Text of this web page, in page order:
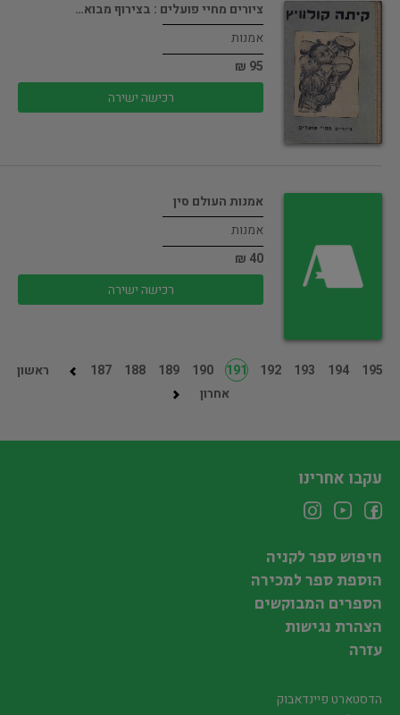
ציורים מחיי פועלים : בצירוף מבוא…
אמנות
95 ₪
רכישה ישירה
אמנות העולם סין
אמנות
40 ₪
רכישה ישירה
ראשון 187 188 189 190 191 192 193 194
195
אחרון
עקבו אחרינו
חיפוש ספר לקניה
הוספת ספר למכירה
הספרים המבוקשים
הצהרת נגישות
עזרה
הדסטארט פיינדאבוק